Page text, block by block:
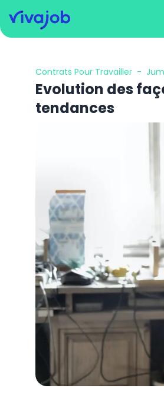
Contrats Pour Travailler -
Evolution des
tendances